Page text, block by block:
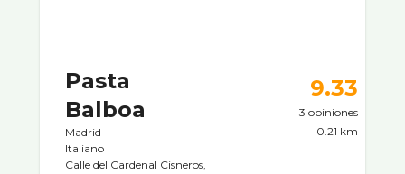
Pasta
Balboa
Madrid
Italiano
Calle del Cardenal Cisneros,
9.33
3 opiniones
0.21 km